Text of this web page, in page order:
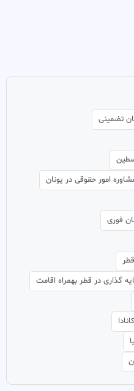
تضمینی
امور حقوقی در یونان
فوری
گذاری در قطر بهمراه اقامت